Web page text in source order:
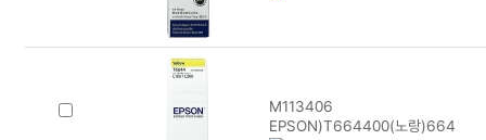
M113406
EPSON)T664400(노랑)664